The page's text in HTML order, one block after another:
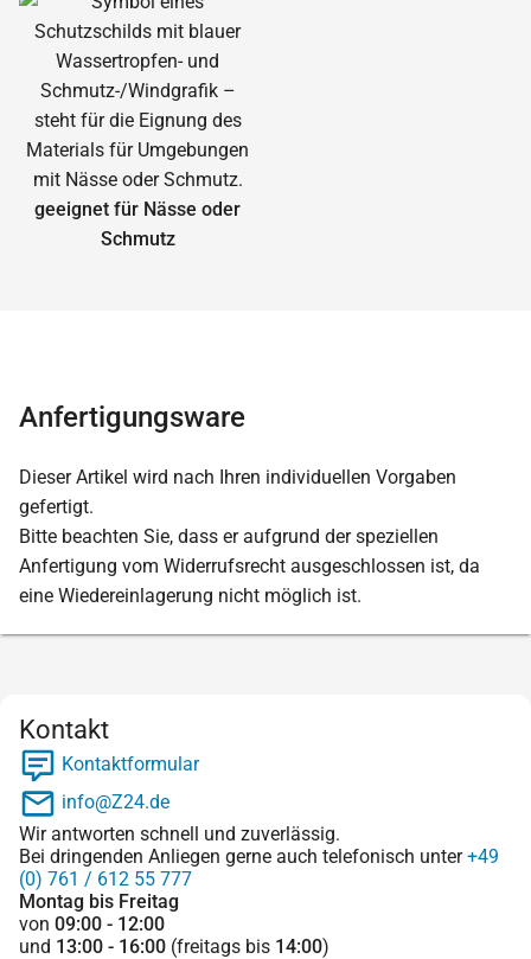
geeignet für Nässe oder
Schmutz
Anfertigungsware
Dieser Artikel wird nach Ihren individuellen Vorgaben
gefertigt.
Bitte beachten Sie, dass er aufgrund der speziellen
Anfertigung vom Widerrufsrecht ausgeschlossen ist, da
eine Wiedereinlagerung nicht möglich ist.
Kontakt
Kontaktformular
info@Z24.de
Wir antworten schnell und zuverlässig.
Bei dringenden Anliegen gerne auch telefonisch unter+49
(0) 761 / 612 55 777
Montag bis Freitag
von 09:00 - 12:00
und 13:00 - 16:00 (freitags bis 14:00)